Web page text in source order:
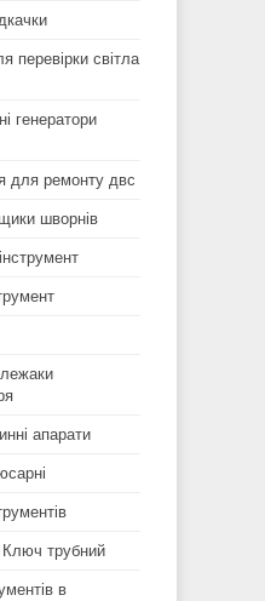
перевірки світла
генератори
для ремонту двс
шворнів
апарати
Ключ трубний
в